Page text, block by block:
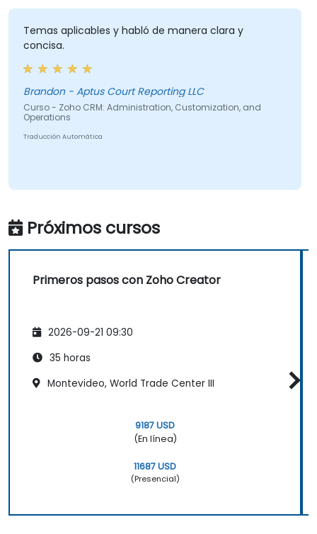
Temas aplicables y habló de manera clara y
concisa.
Brandon - Aptus Court Reporting LLC
Curso - Zoho CRM: Administration, Customization, and
Operations
Traducción Automática
Próximos cursos
Primeros pasos con Zoho Creator
2026-09-21 09:30
35 horas
Montevideo, World Trade Center III
9187 USD
(En línea)
11687 USD
(Presencial)